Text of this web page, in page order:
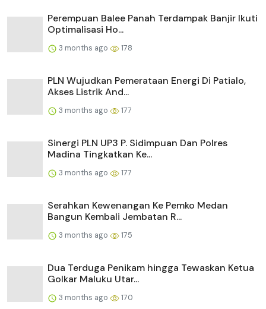
Perempuan Balee Panah Terdampak Banjir Ikuti
Optimalisasi Ho...
3 months ago 178
PLN Wujudkan Pemerataan Energi Di Patialo,
Akses Listrik And...
3 months ago 177
Sinergi PLN UP3 P. Sidimpuan Dan Polres
Madina Tingkatkan Ke...
3 months ago 177
Serahkan Kewenangan Ke Pemko Medan
Bangun Kembali Jembatan R...
3 months ago 175
Dua Terduga Penikam hingga Tewaskan Ketua
Golkar Maluku Utar...
3 months ago 170